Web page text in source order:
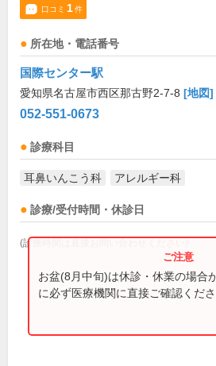
口コミ 1件
所在地・電話番号
国際センター駅
愛知県名古屋市西区那古野2-7-8 [地図]
052-551-0673
診療科目
耳鼻いんこう科 アレルギー科
診療/受付時間・休診日
(診療時間は直接お問い合わせください)
お盆(8月中旬)は休診・休業の場合
に必ず医療機関に直接ご確認くださ